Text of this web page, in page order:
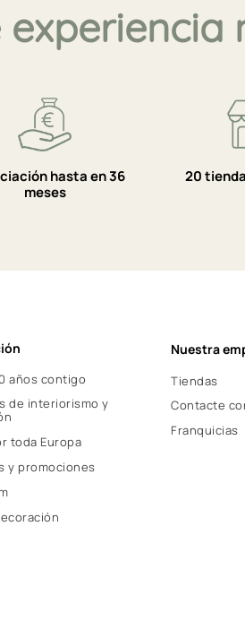
hasta en 36
meses
20
años contigo
de interiorismo y
toda Europa
y promociones
Nuestra
Tiendas
Contacte
Franquicias